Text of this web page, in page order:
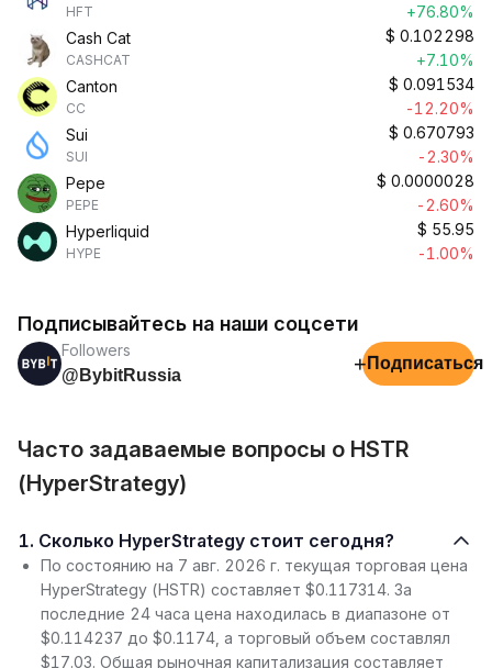
HFT
+76.80%
Cash Cat
CASHCAT
$ 0.102298
+7.10%
Canton
CC
$ 0.091534
-12.20%
Sui
SUI
$ 0.670793
-2.30%
Pepe
PEPE
$ 0.0000028
-2.60%
Hyperliquid
HYPE
$ 55.95
-1.00%
Подписывайтесь на наши соцсети
Followers
@BybitRussia
+ Подписаться
Часто задаваемые вопросы о HSTR
(HyperStrategy)
1. Сколько HyperStrategy стоит сегодня?
По состоянию на 7 авг. 2026 г. текущая торговая цена
HyperStrategy (HSTR) составляет $0.117314. За
последние 24 часа цена находилась в диапазоне от
$0.114237 до $0.1174, а торговый объем составлял
$17.03. Общая рыночная капитализация составляет